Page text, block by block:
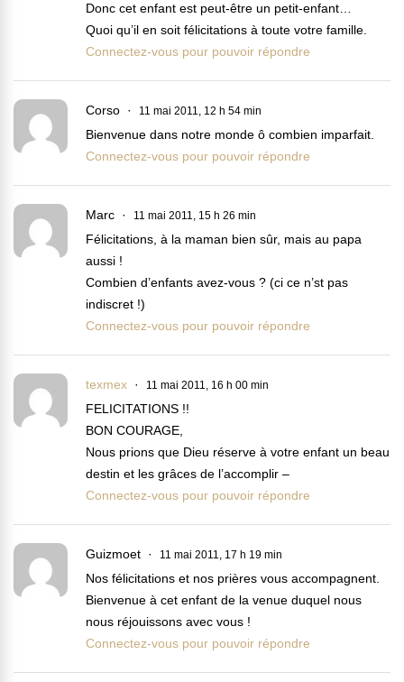
Donc cet enfant est peut-être un petit-enfant…
Quoi qu’il en soit félicitations à toute votre famille.
Connectez-vous pour pouvoir répondre
Corso 11 mai 2011, 12 h 54 min
Bienvenue dans notre monde ô combien imparfait.
Connectez-vous pour pouvoir répondre
Marc 11 mai 2011, 15 h 26 min
Félicitations, à la maman bien sûr, mais au papa
aussi !
Combien d’enfants avez-vous ? (ci ce n’st pas
indiscret !)
Connectez-vous pour pouvoir répondre
texmex 11 mai 2011, 16 h 00 min
FELICITATIONS !!
BON COURAGE,
Nous prions que Dieu réserve à votre enfant un beau
destin et les grâces de l’accomplir –
Connectez-vous pour pouvoir répondre
Guizmoet 11 mai 2011, 17 h 19 min
Nos félicitations et nos prières vous accompagnent.
Bienvenue à cet enfant de la venue duquel nous
nous réjouissons avec vous !
Connectez-vous pour pouvoir répondre